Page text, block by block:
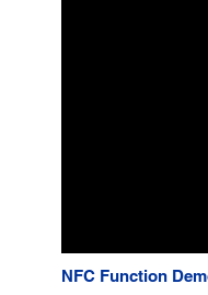
NFC Function